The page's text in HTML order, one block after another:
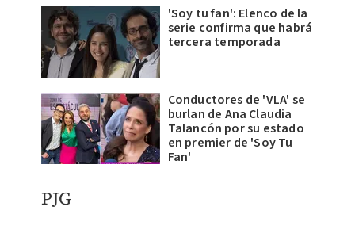
'Soy tu fan': Elenco de la
serie confirma que habrá
tercera temporada
Conductores de 'VLA' se
burlan de Ana Claudia
Talancón por su estado
en premier de 'Soy Tu
Fan'
PJG